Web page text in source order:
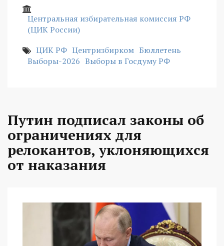
Центральная избирательная комиссия РФ
(ЦИК России)
ЦИК РФ Центризбирком Бюллетень
Выборы-2026 Выборы в Госдуму РФ
Путин подписал законы об
ограничениях для
релокантов, уклоняющихся
от наказания